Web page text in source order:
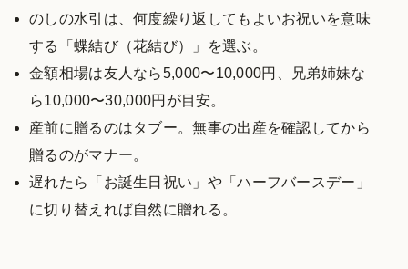
のしの水引は、何度繰り返してもよいお祝いを意味
する「蝶結び（花結び）」を選ぶ。
金額相場は友人なら5,000〜10,000円、兄弟姉妹な
ら10,000〜30,000円が目安。
産前に贈るのはタブー。無事の出産を確認してから
贈るのがマナー。
遅れたら「お誕生日祝い」や「ハーフバースデー」
に切り替えれば自然に贈れる。